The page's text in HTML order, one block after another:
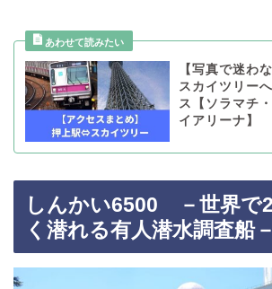
【写真で迷わ
スカイツリー
ス【ソラマチ
イアリーナ】
しんかい6500 －世界で
く潜れる有人潜水調査船－